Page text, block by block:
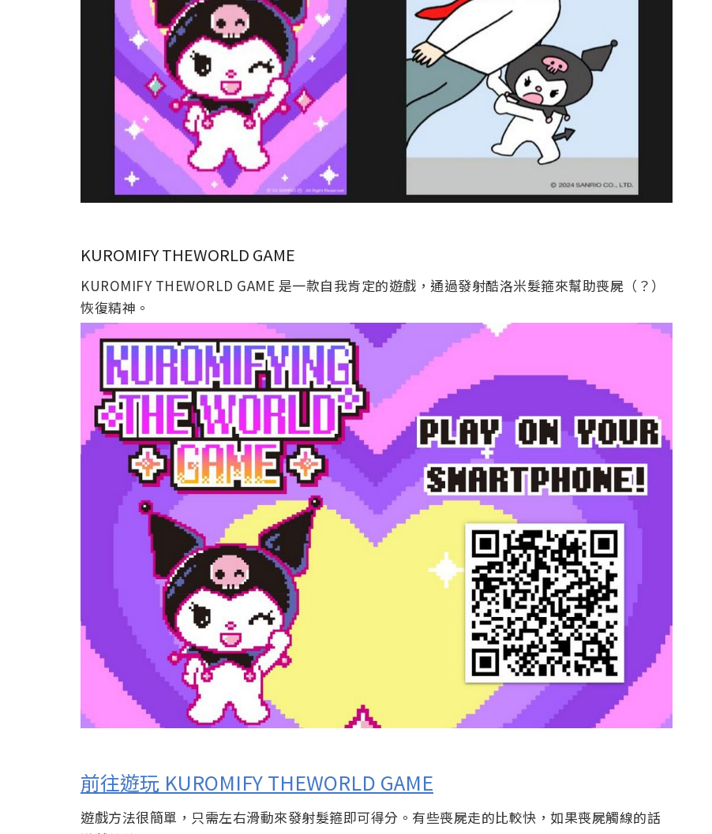
KUROMIFY THEWORLD GAME
KUROMIFY THEWORLD GAME 是一款自我肯定的遊戲，通過發射酷洛米髮箍來幫助喪屍（？）
恢復精神。
前往遊玩 KUROMIFY THEWORLD GAME
遊戲方法很簡單，只需左右滑動來發射髮箍即可得分。有些喪屍走的比較快，如果喪屍觸線的話